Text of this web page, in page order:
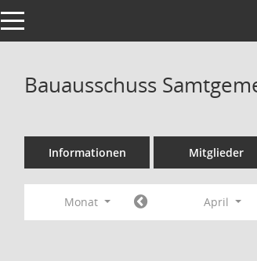
Toggle navigation
Bauausschuss
Informationen Mitglieder
Monat April